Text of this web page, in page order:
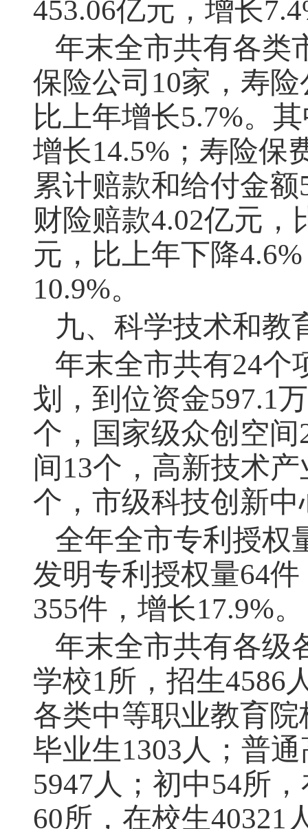
453.06亿元，增长
年末全市共有各类
保险公司10家，寿
比上年增长5.7%。
增长14.5%；寿险保
累计赔款和给付金
财险赔款4.02亿元，
元，比上年下降
10.9%。
九、科学技术和教
年末全市共有24个
划，到位资金597.1
个，国家级众创空
间13个，高新技术
个，市级科技创新中
全年全市专利授权
发明专利授权量64
355件，增长17.9%。
年末全市共有各级
学校1所，招生4586
各类中等职业教育院
毕业生1303人；普
5947人；初中54所
60所，在校生40321